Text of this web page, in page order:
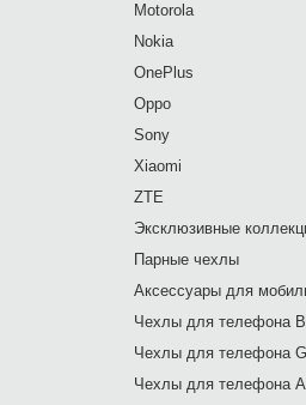
Motorola
Nokia
OnePlus
Oppo
Sony
Xiaomi
ZTE
Эксклюзивные
Парные чехлы
Аксессуары для
Чехлы для телефона
Чехлы для телефона
Чехлы для телефона